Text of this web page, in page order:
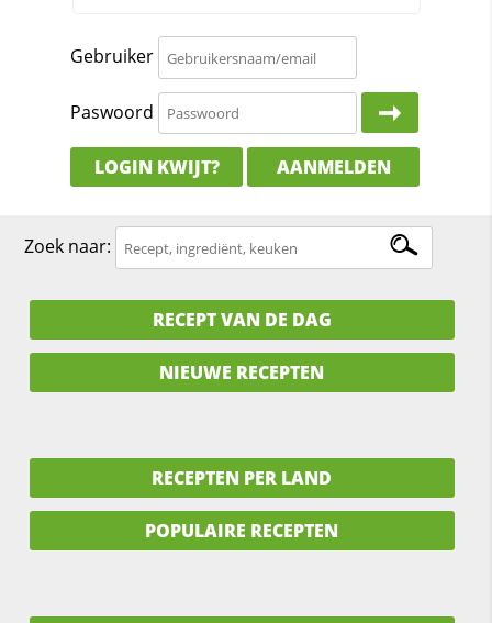
Gebruiker
Paswoord
LOGIN KWIJT? AANMELDEN
Zoek naar:
RECEPT VAN DE DAG
NIEUWE RECEPTEN
RECEPTEN PER LAND
POPULAIRE RECEPTEN